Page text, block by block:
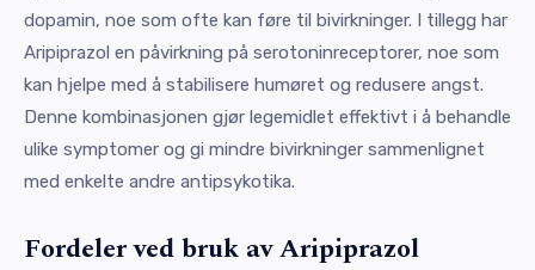
dopamin, noe som ofte kan føre til bivirkninger. I tillegg har
Aripiprazol en påvirkning på serotoninreceptorer, noe som
kan hjelpe med å stabilisere humøret og redusere angst.
Denne kombinasjonen gjør legemidlet effektivt i å behandle
ulike symptomer og gi mindre bivirkninger sammenlignet
med enkelte andre antipsykotika.
Fordeler ved bruk av Aripiprazol